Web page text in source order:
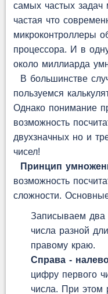
самых частых задач
частая что
микроконтроллеры
процессора. И в
около миллиарда
В большинстве
пользуемся
Однако понимание
возможность
двухзначных но и
чисел!
Принцип
возможность
сложности.
Записываем два
числа разной
правому краю.
Справа -
цифру первого
числа. При этом